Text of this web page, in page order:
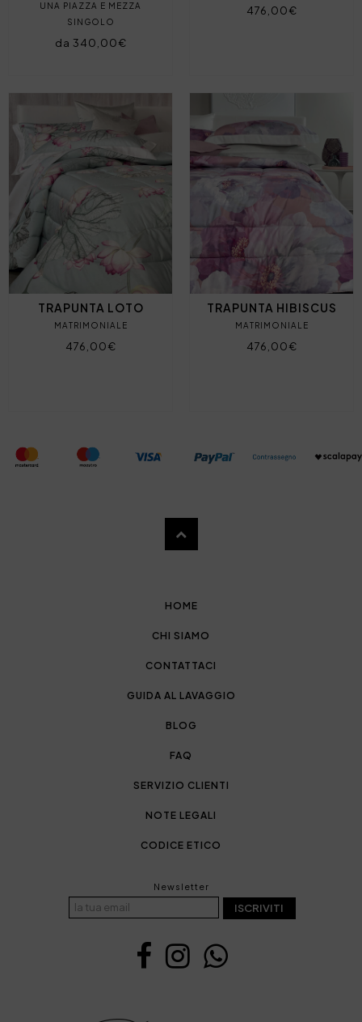
UNA PIAZZA E MEZZA
SINGOLO
da 340,00€
476,00€
TRAPUNTA LOTO
MATRIMONIALE
476,00€
TRAPUNTA HIBISCUS
MATRIMONIALE
476,00€
HOME
CHI SIAMO
CONTATTACI
GUIDA AL LAVAGGIO
BLOG
FAQ
SERVIZIO CLIENTI
NOTE LEGALI
CODICE ETICO
Newsletter
ISCRIVITI